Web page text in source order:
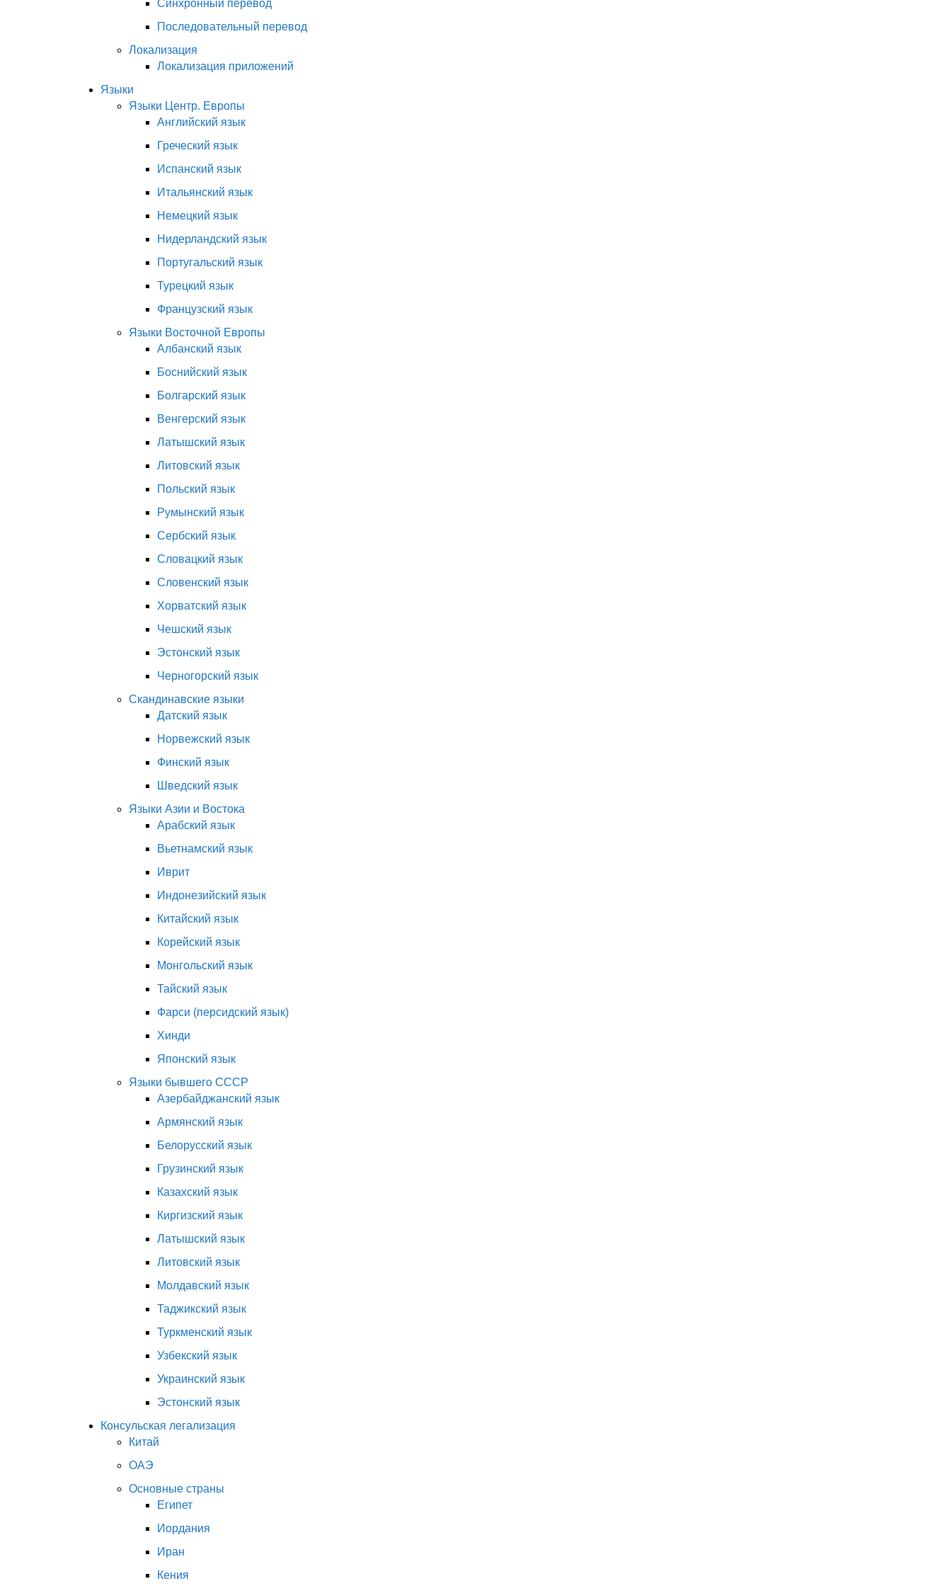
Синхронный перевод
Последовательный перевод
Локализация
Локализация приложений
Языки
Языки Центр. Европы
Английский язык
Греческий язык
Испанский язык
Итальянский язык
Немецкий язык
Нидерландский язык
Португальский язык
Турецкий язык
Французский язык
Языки Восточной Европы
Албанский язык
Боснийский язык
Болгарский язык
Венгерский язык
Латышский язык
Литовский язык
Польский язык
Румынский язык
Сербский язык
Словацкий язык
Словенский язык
Хорватский язык
Чешский язык
Эстонский язык
Черногорский язык
Скандинавские языки
Датский язык
Норвежский язык
Финский язык
Шведский язык
Языки Азии и Востока
Арабский язык
Вьетнамский язык
Иврит
Индонезийский язык
Китайский язык
Корейский язык
Монгольский язык
Тайский язык
Фарси (персидский язык)
Хинди
Японский язык
Языки бывшего СССР
Азербайджанский язык
Армянский язык
Белорусский язык
Грузинский язык
Казахский язык
Киргизский язык
Латышский язык
Литовский язык
Молдавский язык
Таджикский язык
Туркменский язык
Узбекский язык
Украинский язык
Эстонский язык
Консульская легализация
Китай
ОАЭ
Основные страны
Египет
Иордания
Иран
Кения